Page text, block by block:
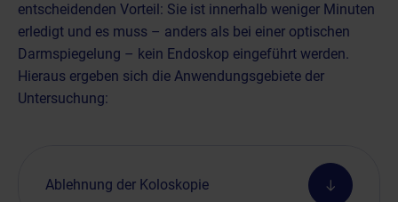
entscheidenden Vorteil: Sie ist innerhalb weniger Minuten
erledigt und es muss – anders als bei einer optischen
Darmspiegelung – kein Endoskop eingeführt werden.
Hieraus ergeben sich die Anwendungsgebiete der
Untersuchung:
Ablehnung der Koloskopie